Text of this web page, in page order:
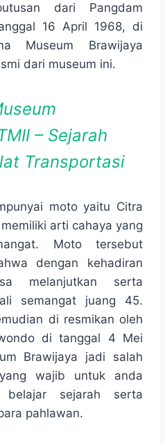
dari Pangdam
16 April 1968, di
Museum Brawijaya
dari museum ini.
– Sejarah
Transportasi
moto yaitu Citra
arti cahaya yang
Moto tersebut
dengan kehadiran
melanjutkan serta
semangat juang 45.
di resmikan oleh
di tanggal 4 Mei
Brawijaya jadi salah
wajib untuk anda
sejarah serta
pahlawan.